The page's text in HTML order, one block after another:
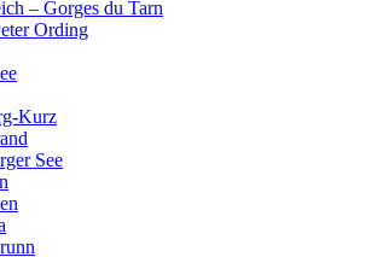
– Gorges du Tarn
Ording
Kurz
See